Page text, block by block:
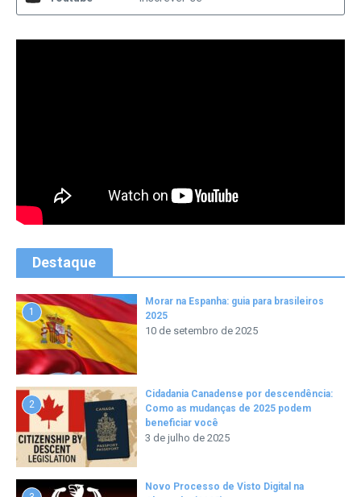
Destaque
1
Morar na Espanha: guia para brasileiros
2025
10 de setembro de 2025
2
Cidadania Canadense por descendência:
Como as mudanças de 2025 podem
beneficiar você
3 de julho de 2025
Novo Processo de Visto Digital na